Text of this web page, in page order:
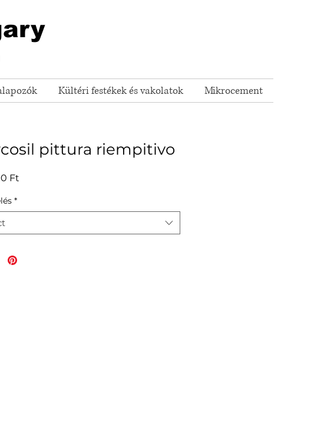
Kültéri festékek és vakolatok Mikrocement
pittura riempitivo
Ft
*